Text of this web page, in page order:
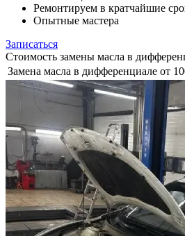
Ремонтируем в кратчайшие
Опытные мастера
Записаться
Стоимость замены масла в
Замена масла в дифференциале от